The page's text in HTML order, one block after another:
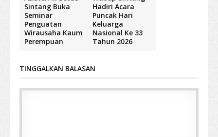
Sintang Buka
Seminar
Penguatan
Wirausaha Kaum
Perempuan
Hadiri Acara
Puncak Hari
Keluarga
Nasional Ke 33
Tahun 2026
TINGGALKAN BALASAN